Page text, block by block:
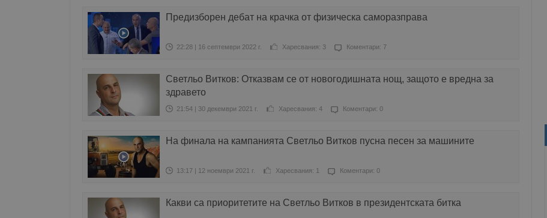
Предизборен дебат на крачка от физическа саморазправа
22:28 | 16 септември 2022 г. Харесвания: 3 Коментари: 7
Светльо Витков: Отказвам се от новогодишната нощ, защото е вредна за
здравето
21:54 | 30 декември 2021 г. Харесвания: 4 Коментари: 0
На финала на кампанията Светльо Витков пусна песен за машините
13:17 | 12 ноември 2021 г. Харесвания: 1 Коментари: 0
Какви са приоритетите на Светльо Витков в президентската битка